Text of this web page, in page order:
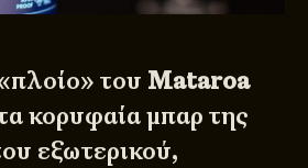
του Mataroa
κορυφαία μπαρ της
εξωτερικού,